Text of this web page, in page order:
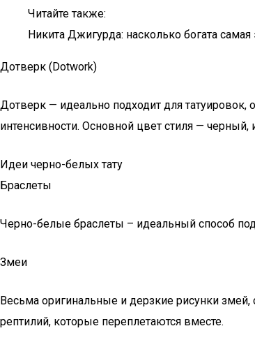
Читайте также:
Никита Джигурда: насколько богата
Дотверк (Dotwork)
Дотверк — идеально подходит для
интенсивности. Основной цвет стиля —
Идеи черно-белых тату
Браслеты
Черно-белые браслеты – идеальный способ
Змеи
Весьма оригинальные и дерзкие рисунки
рептилий, которые переплетаются вместе.